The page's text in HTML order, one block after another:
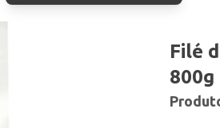
Filé
800g